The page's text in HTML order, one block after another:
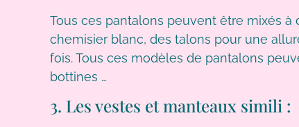
Tous ces pantalons peuvent être mixés
chemisier blanc, des talons pour une
fois. Tous ces modèles de pantalons
bottines …
3. Les vestes et manteaux simili :